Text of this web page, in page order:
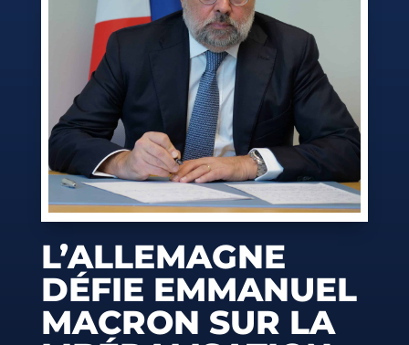
L’ALLEMAGNE
DÉFIE EMMANUEL
MACRON SUR LA